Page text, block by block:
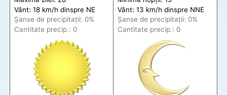
Vânt: 18 km/h dinspre NE
Șanse de precipitații: 0%
Cantitate precip.: 0
Vânt: 13 km/h dinspre NNE
Șanse de precipitații: 0%
Cantitate precip.: 0